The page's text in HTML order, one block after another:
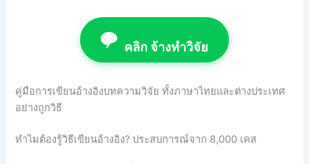
คลิก จ้างทำวิจัย
คู่มือการเขียนอ้างอิงบทความวิจัย ทั้งภาษาไทยและต่างประเทศ
อย่างถูกวิธี
ทำไมต้องรู้วิธีเขียนอ้างอิง? ประสบการณ์จาก 8,000 เคส